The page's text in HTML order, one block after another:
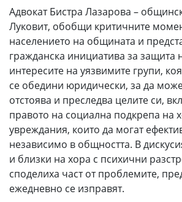
Адвокат Бистра Лазарова –
Луковит, обобщи критичните
населението на общината и
гражданска инициатива за защита
интересите на уязвимите групи,
се обедини юридически, за да
отстоява и преследва целите си,
правото на социална подкрепа на
увреждания, които да могат
независимо в общността. В
и близки на хора с психични
споделиха част от проблемите,
ежедневно се изправят.